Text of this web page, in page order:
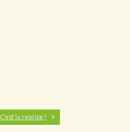
C’est la reprise !